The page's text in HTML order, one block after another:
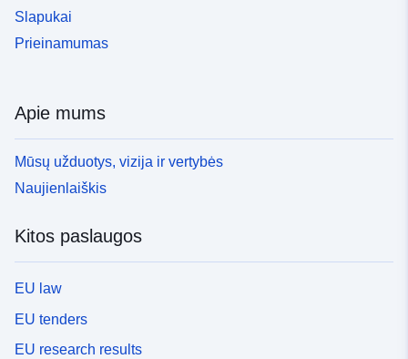
Slapukai
Prieinamumas
Apie mums
Mūsų užduotys, vizija ir vertybės
Naujienlaiškis
Kitos paslaugos
EU law
EU tenders
EU research results